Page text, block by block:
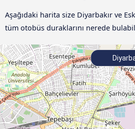
Aşağıdaki harita size Diyarbakır ve
tüm otobüs duraklarını nerede